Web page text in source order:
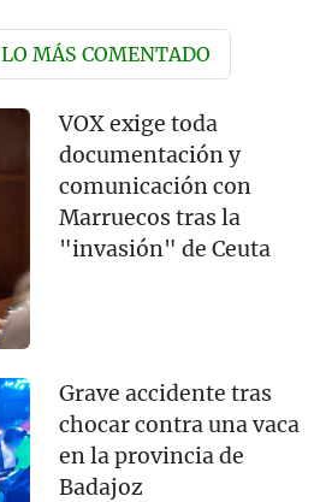
LO MÁS COMENTADO
VOX exige toda
documentación y
comunicación con
Marruecos tras la
"invasión" de Ceuta
Grave accidente tras
chocar contra una vaca
en la provincia de
Badajoz